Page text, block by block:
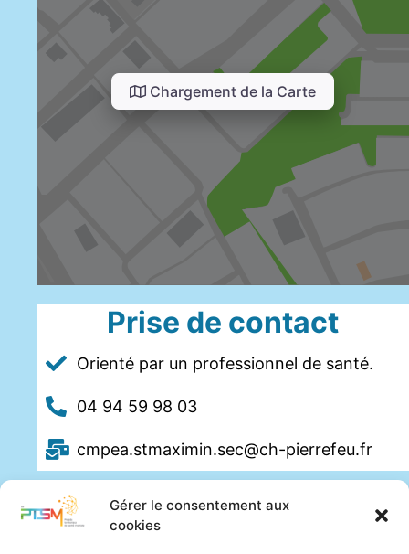
Gérer le consentement aux
cookies
Chargement de la Carte
Prise de contact
Orienté par un professionnel de santé.
04 94 59 98 03
cmpea.stmaximin.sec@ch-pierrefeu.fr